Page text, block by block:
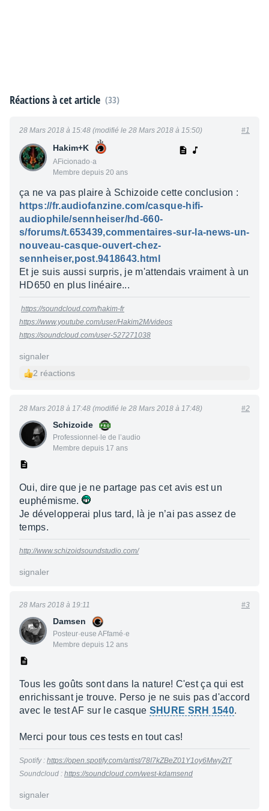
Réactions à cet article (33)
Hakim+K
AFicionado·a
Membre depuis 20 ans
28 Mars 2018 à 15:48 (modifié le 28 Mars 2018 à 15:50) #1
ça ne va pas plaire à Schizoide cette conclusion :
https://fr.audiofanzine.com/casque-hifi-
audiophile/sennheiser/hd-660-
s/forums/t.653439,commentaires-sur-la-news-un-
nouveau-casque-ouvert-chez-
sennheiser,post.9418643.html
Et je suis aussi surpris, je m'attendais vraiment à un
HD650 en plus linéaire...
https://soundcloud.com/hakim-fr
https://www.youtube.com/user/Hakim2M/videos
https://soundcloud.com/user-527271038
signaler
2 réactions
Schizoide
Professionnel·le de l’audio
Membre depuis 17 ans
28 Mars 2018 à 17:48 (modifié le 28 Mars 2018 à 17:48) #2
Oui, dire que je ne partage pas cet avis est un
euphémisme.
Je développerai plus tard, là je n’ai pas assez de
temps.
http://www.schizoidsoundstudio.com/
signaler
Damsen
Posteur·euse AFfamé·e
Membre depuis 12 ans
28 Mars 2018 à 19:11 #3
Tous les goûts sont dans la nature! C'est ça qui est
enrichissant je trouve. Perso je ne suis pas d'accord
avec le test AF sur le casque SHURE SRH 1540.
Merci pour tous ces tests en tout cas!
Spotify : https://open.spotify.com/artist/78I7kZBeZ01Y1oy6MwyZtT
Soundcloud : https://soundcloud.com/west-kdamsend
signaler